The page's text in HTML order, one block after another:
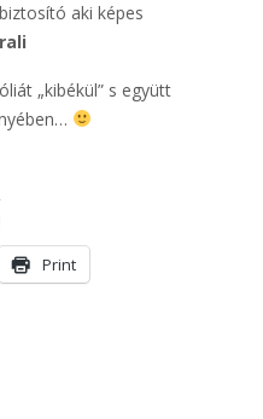
aki képes
„kibékül” s együtt
Print